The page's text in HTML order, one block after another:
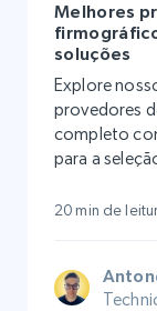
Melhores
soluções
Explore
provedores
completo
para a
20 min de